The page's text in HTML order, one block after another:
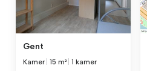
Gent
Kamer |15 m² |1 kamer